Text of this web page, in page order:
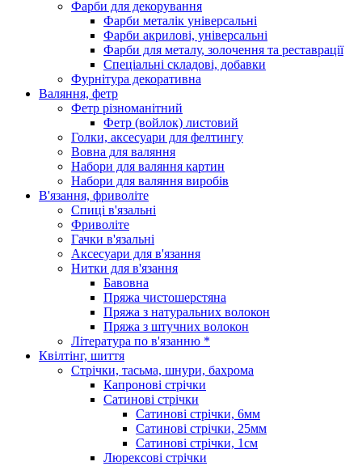
Фарби для декорування
Фарби металік універсальні
Фарби акрилові, універсальні
Фарби для металу, золочення та реставрації
Спеціальні складові, добавки
Фурнітура декоративна
Валяння, фетр
Фетр різноманітний
Фетр (войлок) листовий
Голки, аксесуари для фелтингу
Вовна для валяння
Набори для валяння картин
Набори для валяння виробів
В'язання, фриволіте
Спиці в'язальні
Фриволіте
Гачки в'язальні
Аксесуари для в'язання
Нитки для в'язання
Бавовна
Пряжа чистошерстяна
Пряжа з натуральних волокон
Пряжа з штучних волокон
Література по в'язанню *
Квілтінг, шиття
Стрічки, тасьма, шнури, бахрома
Капронові стрічки
Сатинові стрічки
Сатинові стрічки, 6мм
Сатинові стрічки, 25мм
Сатинові стрічки, 1см
Люрексові стрічки